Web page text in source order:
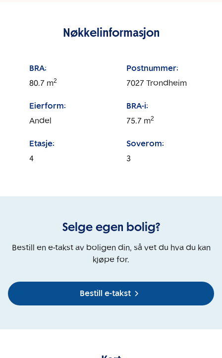
Nøkkelinformasjon
BRA:
80.7 m2
Postnummer:
7027 Trondheim
Eierform:
Andel
BRA-i:
75.7 m2
Etasje:
4
Soverom:
3
Selge egen bolig?
Bestill en e-takst av boligen din, så vet du hva du kan
kjøpe for.
Bestill e-takst